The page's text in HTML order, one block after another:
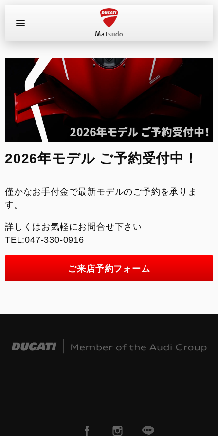
Matsudo
店舗へ電話する
047-330-0916
お知らせ
新車
中古車
来店予約
FACEBOOK
INSTAGRAM
2026年モデル ご予約受付中！
僅かなお手付金で最新モデルのご予約を承りま
す。
詳しくはお気軽にお問合せ下さい
TEL:047-330-0916
ご来店予約フォーム